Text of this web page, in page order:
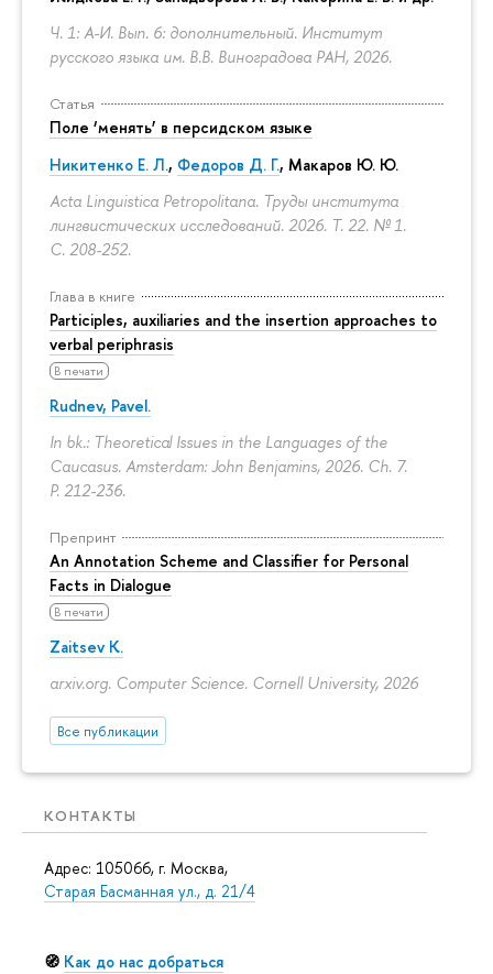
Ч. 1: А-И. Вып. 6: дополнительный. Институт
русского языка им. В.В. Виноградова РАН, 2026.
Статья
Поле ‘менять’ в персидском языке
Никитенко Е. Л., Федоров Д. Г., Макаров Ю. Ю.
Acta Linguistica Petropolitana. Труды института
лингвистических исследований. 2026. Т. 22. № 1.
С. 208-252.
Глава в книге
Participles, auxiliaries and the insertion approaches to
verbal periphrasis
В печати
Rudnev, Pavel.
In bk.: Theoretical Issues in the Languages of the
Caucasus. Amsterdam: John Benjamins, 2026. Ch. 7.
P. 212-236.
Препринт
An Annotation Scheme and Classifier for Personal
Facts in Dialogue
В печати
Zaitsev K.
arxiv.org. Computer Science. Cornell University, 2026
Все публикации
КОНТАКТЫ
Адрес: 105066, г. Москва,
Старая Басманная ул., д. 21/4
🧭 Как до нас добраться